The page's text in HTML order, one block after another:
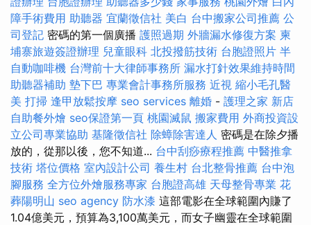
障手術費用 助聽器 宜蘭徵信社 美白 台中搬家公司推薦 公
司登記 密碼的第一個廣播 護照過期 外牆漏水修復方案 柬
埔寨旅遊簽證辦理 兒童眼科 北投撥筋技術 台胞證照片 半
自動咖啡機 台灣前十大律師事務所 漏水打針效果維持時間
助聽器補助 墊下巴 專業會計事務所服務 近視 縮小毛孔醫
美 打掃 逢甲放鬆按摩 seo services 離婚 - 護理之家 新店
自助餐外燴 seo保證第一頁 桃園滅鼠 搬家費用 外商投資設
立公司專業協助 基隆徵信社 除蟑除害達人 密碼是在除夕播
放的，從那以後，您不知道... 台中刮痧療程推薦 中醫推拿
技術 塔位價格 室內設計公司 養生村 台北整骨推薦 台中泡
腳服務 全方位外燴服務專家 台胞證高雄 天母整骨專業 花
葬陽明山 seo agency 防水漆 這部電影在全球範圍內賺了
1.04億美元，預算為3,100萬美元，而女子幽靈在全球範圍